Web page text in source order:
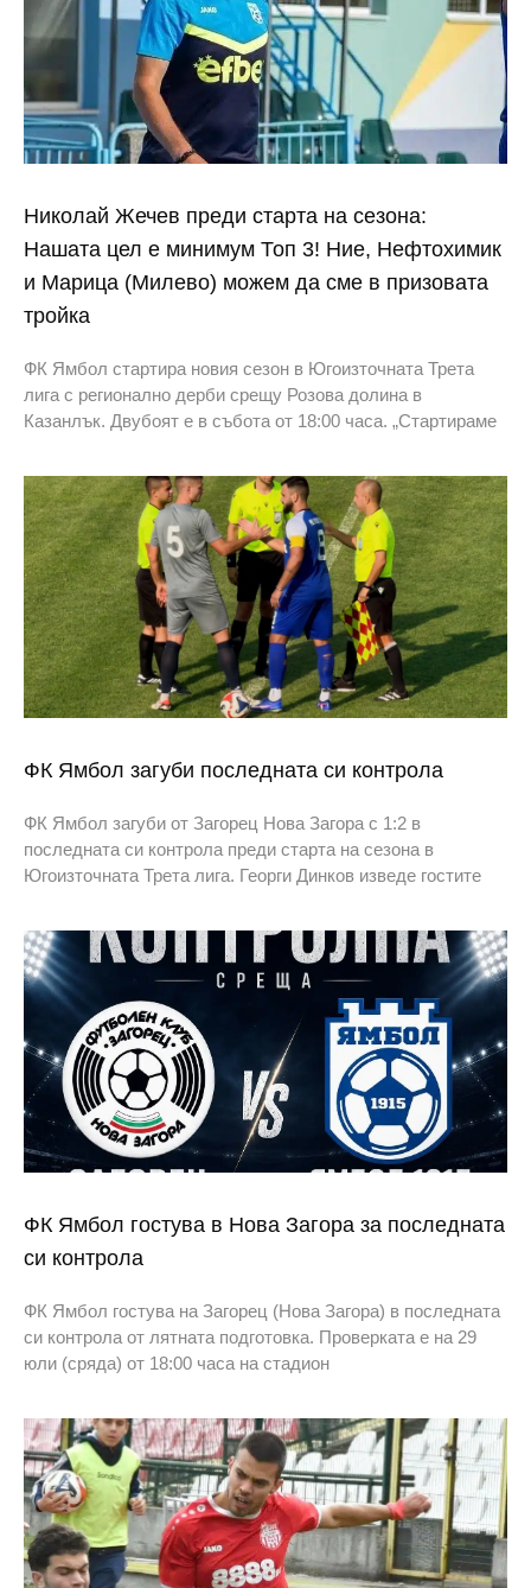
Николай Жечев преди старта на сезона:
Нашата цел е минимум Топ 3! Ние, Нефтохимик
и Марица (Милево) можем да сме в призовата
тройка
ФК Ямбол стартира новия сезон в Югоизточната Трета
лига с регионално дерби срещу Розова долина в
Казанлък. Двубоят е в събота от 18:00 часа. „Стартираме
ФК Ямбол загуби последната си контрола
ФК Ямбол загуби от Загорец Нова Загора с 1:2 в
последната си контрола преди старта на сезона в
Югоизточната Трета лига. Георги Динков изведе гостите
ФК Ямбол гостува в Нова Загора за последната
си контрола
ФК Ямбол гостува на Загорец (Нова Загора) в последната
си контрола от лятната подготовка. Проверката е на 29
юли (сряда) от 18:00 часа на стадион